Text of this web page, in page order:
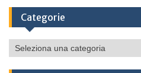
Categorie
Categorie